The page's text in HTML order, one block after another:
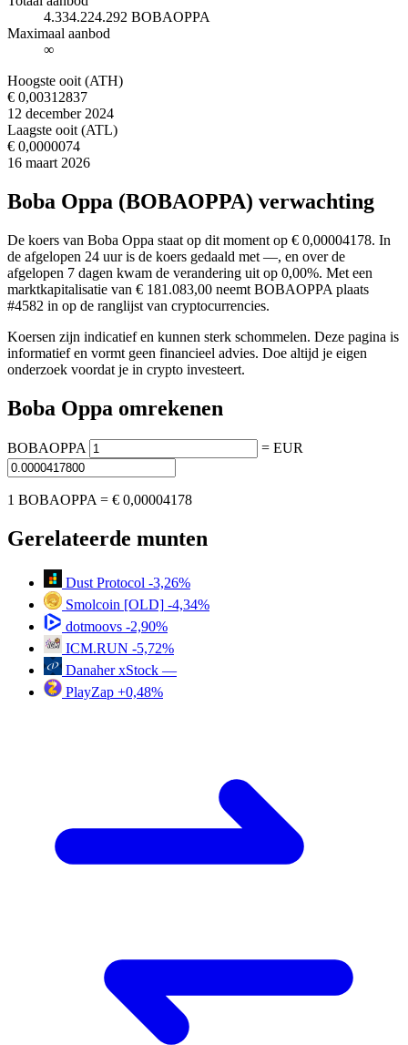
4.334.224.292 BOBAOPPA
Maximaal aanbod
∞
Hoogste ooit (ATH)
€ 0,00312837
12 december 2024
Laagste ooit (ATL)
€ 0,0000074
16 maart 2026
Boba Oppa (BOBAOPPA) verwachting
De koers van Boba Oppa staat op dit moment op € 0,00004178. In
de afgelopen 24 uur is de koers gedaald met —, en over de
afgelopen 7 dagen kwam de verandering uit op 0,00%. Met een
marktkapitalisatie van € 181.083,00 neemt BOBAOPPA plaats
#4582 in op de ranglijst van cryptocurrencies.
Koersen zijn indicatief en kunnen sterk schommelen. Deze pagina is
informatief en vormt geen financieel advies. Doe altijd je eigen
onderzoek voordat je in crypto investeert.
Boba Oppa omrekenen
BOBAOPPA = EUR
1 BOBAOPPA = € 0,00004178
Gerelateerde munten
Dust Protocol -3,26%
Smolcoin [OLD] -4,34%
dotmoovs -2,90%
ICM.RUN -5,72%
Danaher xStock —
PlayZap +0,48%